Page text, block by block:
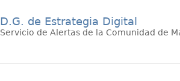
D.G. de Estrategia Digital
Servicio de Alertas de la Comunidad de